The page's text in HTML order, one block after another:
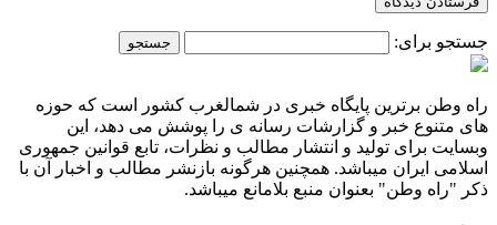
جستجو برای:
راه وطن برترین پایگاه خبری در شمالغرب کشور است که حوزه
های متنوع خبر و گزارشات رسانه ی را پوشش می دهد، این
وبسایت برای تولید و انتشار مطالب و نظرات، تابع قوانین جمهوری
اسلامی ایران میباشد. همچنین هرگونه بازنشر مطالب و اخبار آن با
ذکر "راه وطن" بعنوان منبع بلامانع میباشد.